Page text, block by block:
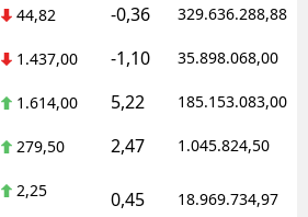
44,82 -0,36 329.636.288,88
1.437,00 -1,10 35.898.068,00
1.614,00 5,22 185.153.083,00
279,50 2,47 1.045.824,50
2,25 0,45 18.969.734,97